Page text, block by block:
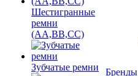
Шестигранные
ремни
(AA,BB,CC)
Зубчатые ремни Бренды